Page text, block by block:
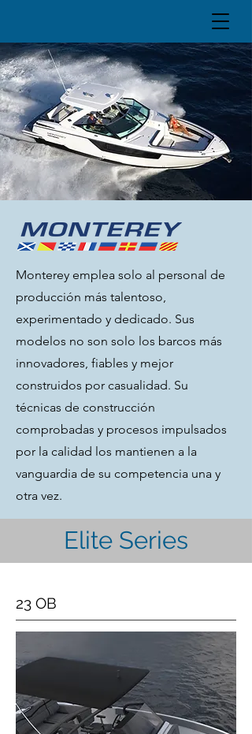
Monterey emplea solo al personal de
producción más talentoso,
experimentado y dedicado. Sus
modelos no son solo los barcos más
innovadores, fiables y mejor
construidos por casualidad. Su
técnicas de construcción
comprobadas y procesos impulsados ​​
por la calidad los mantienen a la
vanguardia de su competencia una y
otra vez.
Elite Series
23 OB